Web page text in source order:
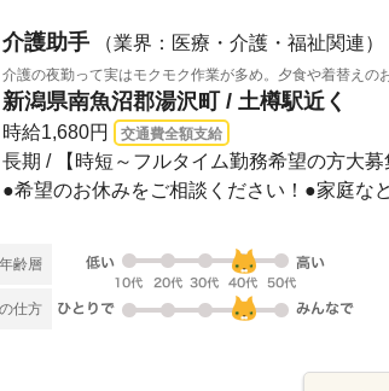
介護助手 （業界：医療・介護・福祉関連）
介護の夜勤って実はモクモク作業が多め。夕食や着替え
新潟県南魚沼郡湯沢町 / 土樽駅近く
時給1,680円 交通費全額支給
長期 / 【時短～フルタイム勤務希望の方大
齢層
仕方